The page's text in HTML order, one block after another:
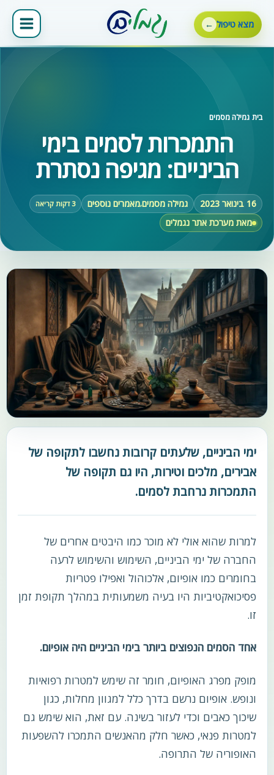
לתוכןמצא טיפול
בית‹גמילה מסמים
התמכרות לסמים בימי
הביניים: מגיפה נסתרת
16 בינואר 2023 גמילה מסמים,מאמרים נוספים 3 דקות קריאה
מאת מערכת אתר נגמלים
ימי הביניים, שלעתים קרובות נחשבו לתקופה של
אבירים, מלכים וטירות, היו גם תקופה של
התמכרות נרחבת לסמים.
למרות שהוא אולי לא מוכר כמו היבטים אחרים של
החברה של ימי הביניים, השימוש והשימוש לרעה
בחומרים כמו אופיום, אלכוהול ואפילו פטריות
פסיכואקטיביות היו בעיה משמעותית במהלך תקופת זמן
זו.
אחד הסמים הנפוצים ביותר בימי הביניים היה אופיום.
מופק מפרג האופיום, חומר זה שימש למטרות רפואיות
ונופש. אופיום נרשם בדרך כלל למגוון מחלות, כגון
שיכוך כאבים וכדי לעזור בשינה. עם זאת, הוא שימש גם
למטרות פנאי, כאשר חלק מהאנשים התמכרו להשפעות
האופוריה של התרופה.